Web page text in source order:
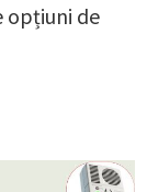
opțiuni de